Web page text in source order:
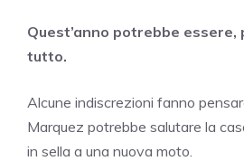
Quest’anno potrebbe essere,
tutto.
Alcune indiscrezioni fanno
Marquez potrebbe salutare la
in sella a una nuova moto.